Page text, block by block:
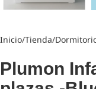
Inicio Tienda
Plumon